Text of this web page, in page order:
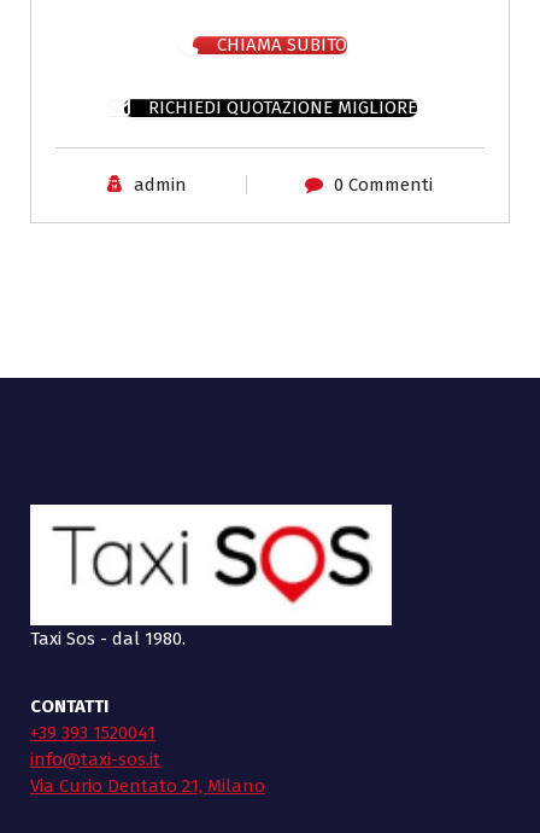
CHIAMA SUBITO
RICHIEDI QUOTAZIONE MIGLIORE
admin 0 Commenti
Taxi Sos - dal 1980.
CONTATTI
+39 393 1520041
info@taxi-sos.it
Via Curio Dentato 21, Milano